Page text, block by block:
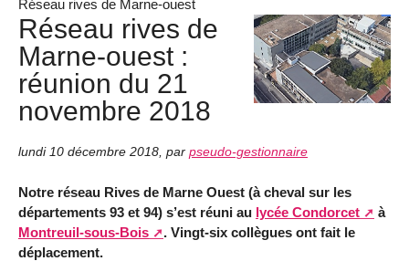
Réseau rives de Marne-ouest
Réseau rives de
Marne-ouest :
réunion du 21
novembre 2018
lundi 10 décembre 2018 par pseudo-gestionnaire
Notre réseau Rives de Marne Ouest (à cheval sur les
départements 93 et 94) s’est réuni au lycée Condorcet
à
Montreuil-sous-Bois
. Vingt-six collègues ont fait le
déplacement.